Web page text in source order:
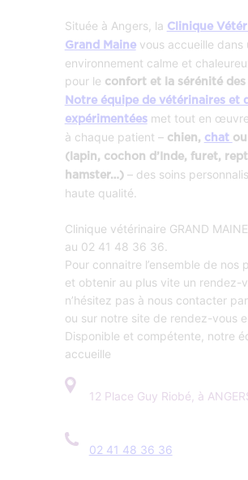
Située à Angers, la Clinique
Grand Mainevous accueille dans
environnement calme et
pour le confort et la sérénité des
Notre équipe de vétérinaires et
expérimentéesmet tout en
à chaque patient – chien, chat
(lapin, cochon d’Inde, furet,
hamster…)– des soins
haute qualité.
Clinique vétérinaire GRAND
au 02 41 48 36 36.
Pour connaitre l’ensemble de nos
et obtenir au plus vite un rendez-
n’hésitez pas à nous contacter
ou sur notre site de rendez-vous
Disponible et compétente, notre
accueille
12 Place Guy Riobé, à
02 41 48 36 36